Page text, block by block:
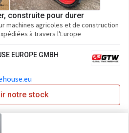
construite pour durer
machines agricoles et de construction
à travers l'Europe
EUROPE GMBH
notre stock